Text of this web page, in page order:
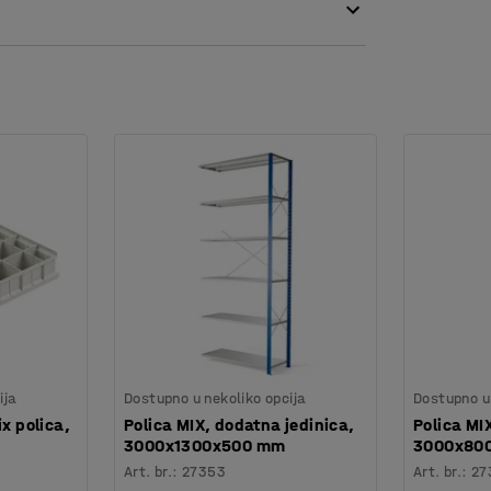
u ​​razmacima od 50 mm. Jednostavno
ima obe stranice i ukrštene podupirače
polica,
Dostupno u nekoliko opcija
Polica MIX, dodatna jedinica,
3000x1300x500 mm
Art. br.: 27353
Dostupno
Polica
Art. br.: